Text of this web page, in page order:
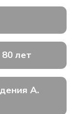
лет
А.